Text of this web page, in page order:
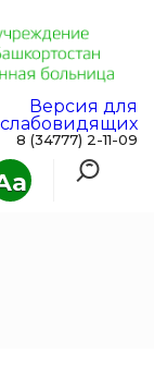
Версия для
слабовидящих
8 (34777) 2-11-09